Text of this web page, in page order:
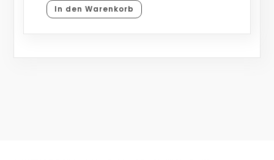
In den Warenkorb